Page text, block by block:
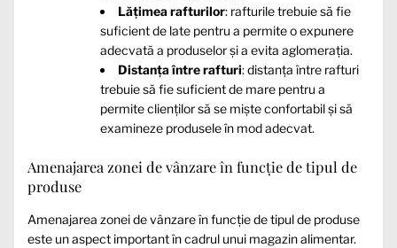
Lățimea rafturilor: rafturile trebuie să fie
suficient de late pentru a permite o expunere
adecvată a produselor și a evita aglomerația.
Distanța între rafturi: distanța între rafturi
trebuie să fie suficient de mare pentru a
permite clienților să se miște confortabil și să
examineze produsele în mod adecvat.
Amenajarea zonei de vânzare în funcție de tipul de
produse
Amenajarea zonei de vânzare în funcție de tipul de produse
este un aspect important în cadrul unui magazin alimentar.